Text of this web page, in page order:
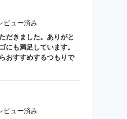
ビュー済み
だきました。ありがと
にも満足しています。
おすすめするつもりで
ビュー済み